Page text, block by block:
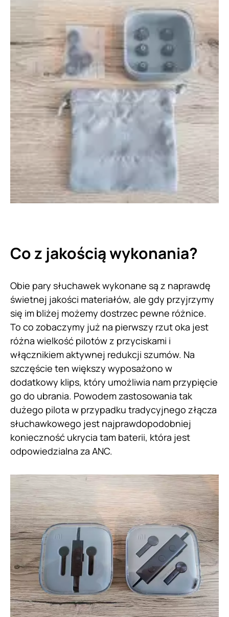
Co z jakością wykonania?
Obie pary słuchawek wykonane są z naprawdę
świetnej jakości materiałów, ale gdy przyjrzymy
się im bliżej możemy dostrzec pewne różnice.
To co zobaczymy już na pierwszy rzut oka jest
różna wielkość pilotów z przyciskami i
włącznikiem aktywnej redukcji szumów. Na
szczęście ten większy wyposażono w
dodatkowy klips, który umożliwia nam przypięcie
go do ubrania. Powodem zastosowania tak
dużego pilota w przypadku tradycyjnego złącza
słuchawkowego jest najprawdopodobniej
konieczność ukrycia tam baterii, która jest
odpowiedzialna za ANC.